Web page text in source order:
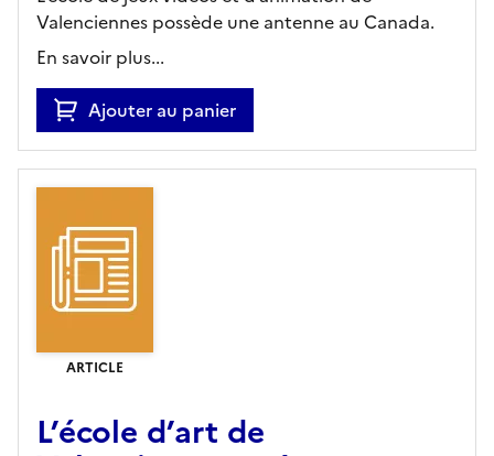
Valenciennes possède une antenne au Canada.
En savoir plus...
Ajouter au panier
ARTICLE
L’école d’art de